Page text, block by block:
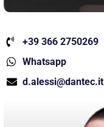
+39 366 2750269
Whatsapp
d.alessi@dantec.it